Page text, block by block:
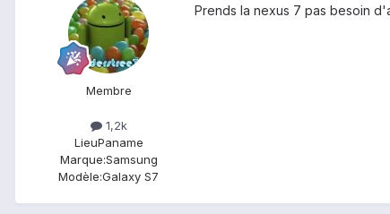
Membre
1,2k
LieuPaname
Marque:Samsung
Modèle:Galaxy S7
Prends la nexus 7 pas besoin